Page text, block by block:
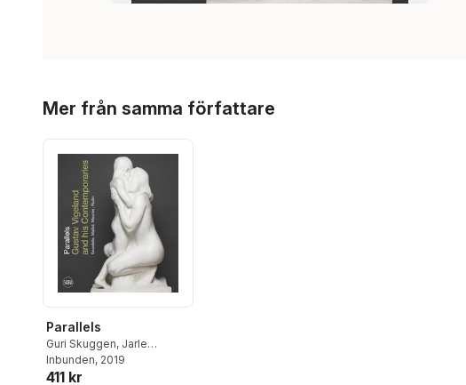
Mer från samma författare
Parallels
Guri Skuggen, Jarle
Strømodden,Christine
Lancestremère
Inbunden, 2019
411 kr